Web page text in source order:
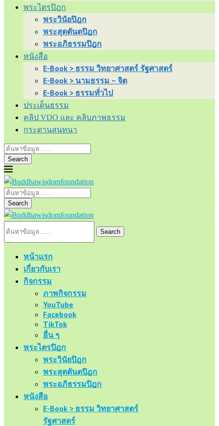
พระไตรปิฎก
พระวินัยปิฎก
พระสุตตันตปิฎก
พระอภิธรรมปิฎก
หนังสือ
E-Book > ธรรม วิทยาศาสตร์ รัฐศาสตร์
E-Book > นามธรรม – จิต
E-Book > ธรรมทั่วไป
ประเด็นธรรม
คลิป VDO และ คลิบภาพธรรม
กระดานสนทนา
Search
Search
Search
หน้าแรก
เกี่ยวกับเรา
กิจกรรม
ภาพกิจกรรม
YouTube
Facebook
TikTok
อื่น ๆ
พระไตรปิฎก
พระวินัยปิฎก
พระสุตตันตปิฎก
พระอภิธรรมปิฎก
หนังสือ
E-Book > ธรรม วิทยาศาสตร์
รัฐศาสตร์